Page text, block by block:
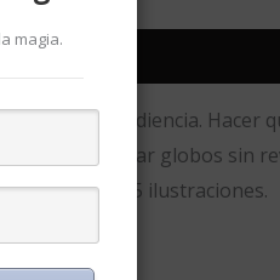
de la audiencia. Hacer
bolas; perforar globos sin
más. 185 ilustraciones.
magia.